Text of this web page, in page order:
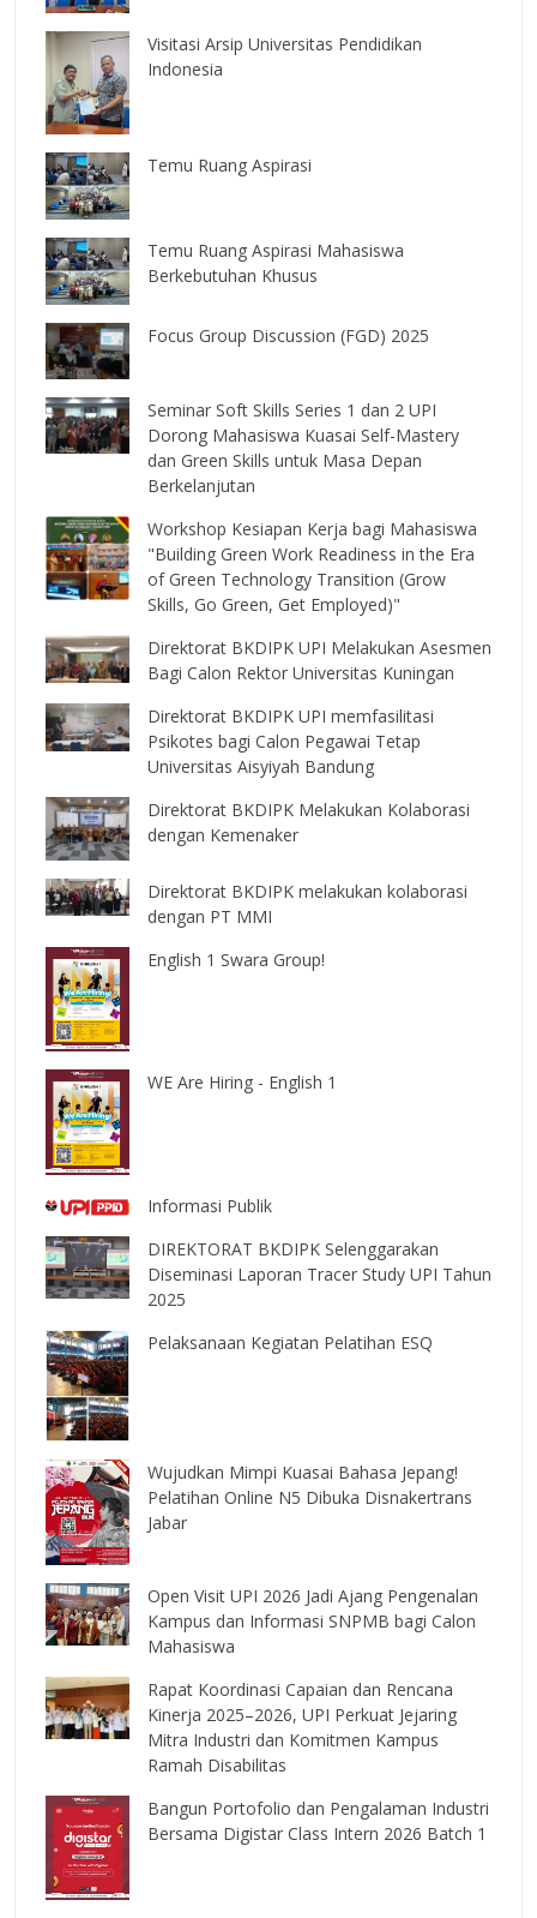
Visitasi Arsip Universitas Pendidikan
Indonesia
Temu Ruang Aspirasi
Temu Ruang Aspirasi Mahasiswa
Berkebutuhan Khusus
Focus Group Discussion (FGD) 2025
Seminar Soft Skills Series 1 dan 2 UPI
Dorong Mahasiswa Kuasai Self-Mastery
dan Green Skills untuk Masa Depan
Berkelanjutan
Workshop Kesiapan Kerja bagi Mahasiswa
"Building Green Work Readiness in the Era
of Green Technology Transition (Grow
Skills, Go Green, Get Employed)"
Direktorat BKDIPK UPI Melakukan Asesmen
Bagi Calon Rektor Universitas Kuningan
Direktorat BKDIPK UPI memfasilitasi
Psikotes bagi Calon Pegawai Tetap
Universitas Aisyiyah Bandung
Direktorat BKDIPK Melakukan Kolaborasi
dengan Kemenaker
Direktorat BKDIPK melakukan kolaborasi
dengan PT MMI
English 1 Swara Group!
WE Are Hiring - English 1
Informasi Publik
DIREKTORAT BKDIPK Selenggarakan
Diseminasi Laporan Tracer Study UPI Tahun
2025
Pelaksanaan Kegiatan Pelatihan ESQ
Wujudkan Mimpi Kuasai Bahasa Jepang!
Pelatihan Online N5 Dibuka Disnakertrans
Jabar
Open Visit UPI 2026 Jadi Ajang Pengenalan
Kampus dan Informasi SNPMB bagi Calon
Mahasiswa
Rapat Koordinasi Capaian dan Rencana
Kinerja 2025–2026, UPI Perkuat Jejaring
Mitra Industri dan Komitmen Kampus
Ramah Disabilitas
Bangun Portofolio dan Pengalaman Industri
Bersama Digistar Class Intern 2026 Batch 1